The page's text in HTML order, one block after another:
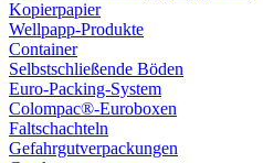
Kopierpapier
Wellpapp-Produkte
Container
Selbstschließende Böden
Euro-Packing-System
Colompac®-Euroboxen
Faltschachteln
Gefahrgutverpackungen